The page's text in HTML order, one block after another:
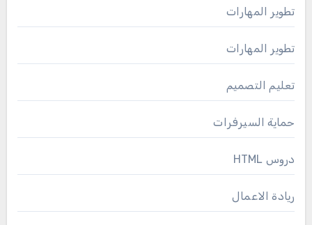
تطوير المهارات
تطوير المهارات
تعليم التصميم
حماية السيرفرات
دروس HTML
ريادة الاعمال